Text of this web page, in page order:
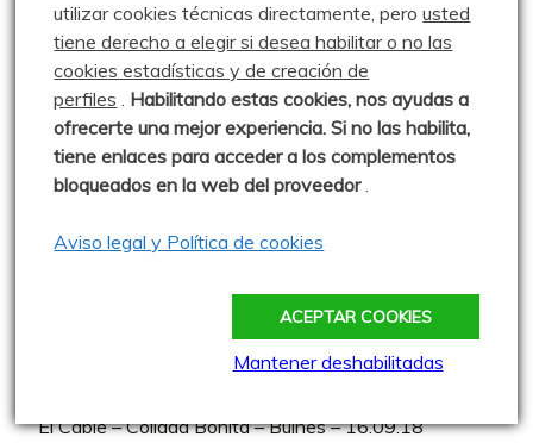
Entradas más vistas
Los Chozos de Villafría y más – 15.08.19
Escalada – Orbaneja del Castillo – Escalada –
16.08.17
Pozos de Fuentes Carrionas – 25.08.20
A setas por Salcedillo – 21.10.15
El Cable – Collada Bonita – Bulnes – 16.09.18
utilizar cookies técnicas directamente, perousted
tiene derecho a elegir si desea habilitar o no las
cookies estadísticas y de creación de
perfiles . Habilitando estas cookies, nos ayudas a
ofrecerte una mejor experiencia. Si no las habilita,
tiene enlaces para acceder a los complementos
bloqueados en la web del proveedor.
Aviso legal y Política de cookies
ACEPTAR COOKIES
Mantener deshabilitadas